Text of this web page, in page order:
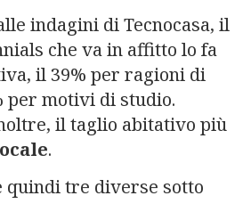
indagini di Tecnocasa, il
che va in affitto lo fa
il 39% per ragioni di
per motivi di studio.
il taglio abitativo più
.
quindi tre diverse sotto